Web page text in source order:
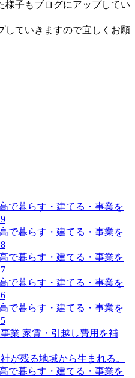
様子もブログにアップしてい
していきますので宜しくお願
高で暮らす・建てる・事業を
高で暮らす・建てる・事業を
高で暮らす・建てる・事業を
高で暮らす・建てる・事業を
高で暮らす・建てる・事業を
業 家賃・引越し費用を補
が残る地域から生まれる。
高で暮らす・建てる・事業を